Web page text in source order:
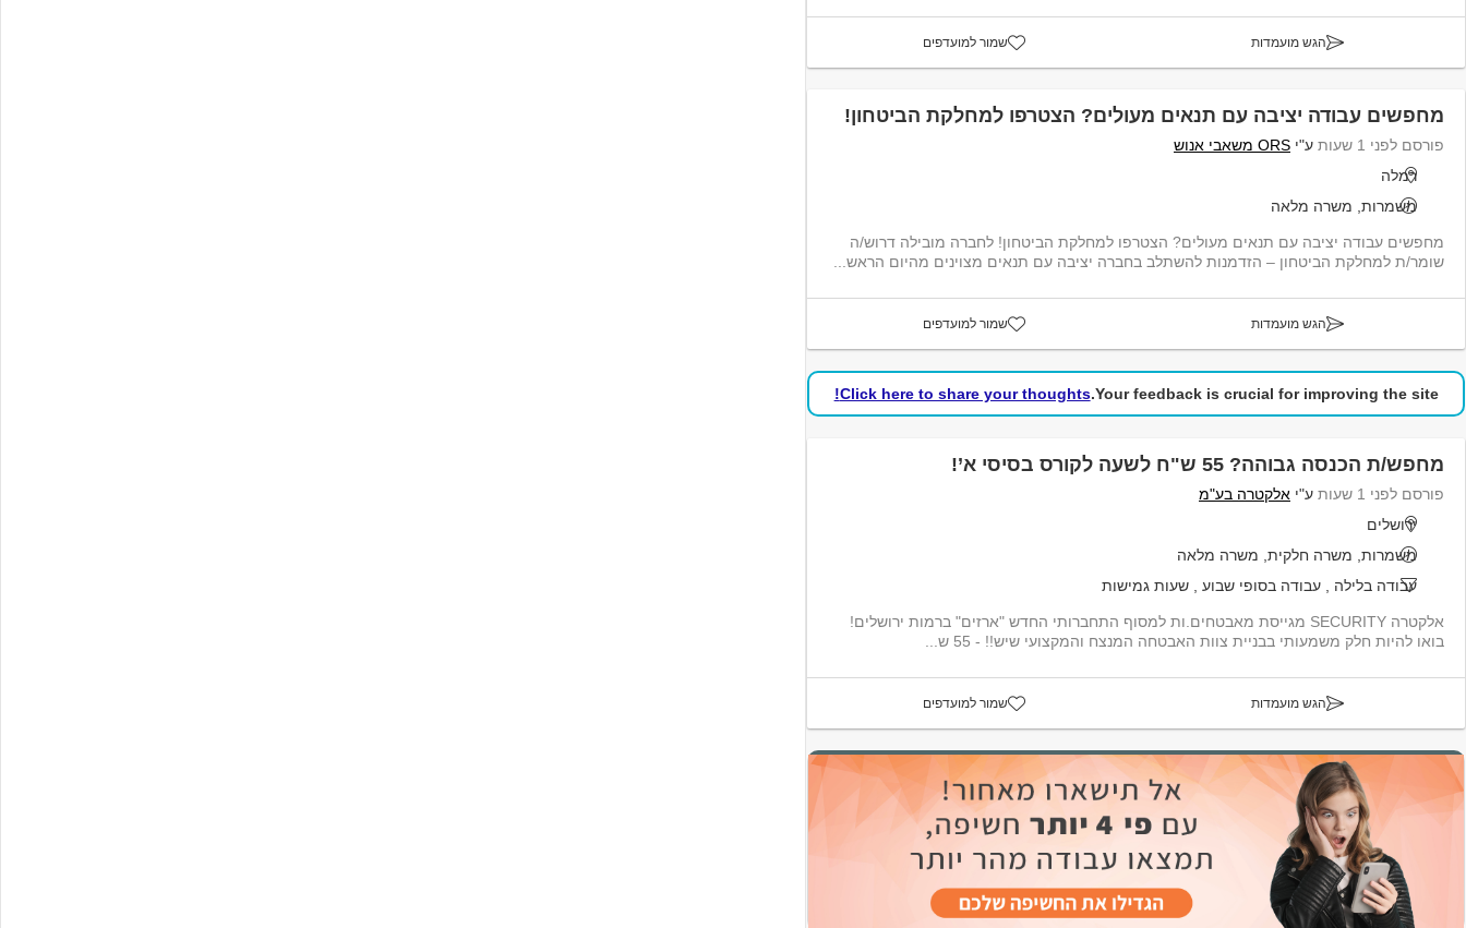
הגש מועמדות שמור למועדפים
מחפשים עבודה יציבה עם תנאים מעולים? הצטרפו למחלקת הביטחון!
פורסם לפני 1 שעות ע"י ORS משאבי אנוש
רמלה
משמרות, משרה מלאה
מחפשים עבודה יציבה עם תנאים מעולים? הצטרפו למחלקת הביטחון! לחברה מובילה דרוש/ה
שומר/ת למחלקת הביטחון – הזדמנות להשתלב בחברה יציבה עם תנאים מצוינים מהיום הראש...
הגש מועמדות שמור למועדפים
Your feedback is crucial for improving the site.
Click here to share your thoughts!
מחפש/ת הכנסה גבוהה? 55 ש"ח לשעה לקורס בסיסי א’!
פורסם לפני 1 שעות ע"י אלקטרה בע"מ
ירושלים
משמרות, משרה חלקית, משרה מלאה
עבודה בלילה
עבודה בסופי שבוע שעות גמישות
אלקטרה SECURITY מגייסת מאבטחים.ות למסוף התחברותי החדש "ארזים" ברמות ירושלים!
בואו להיות חלק משמעותי בבניית צוות האבטחה המנצח והמקצועי שיש!! - 55 ש...
הגש מועמדות שמור למועדפים